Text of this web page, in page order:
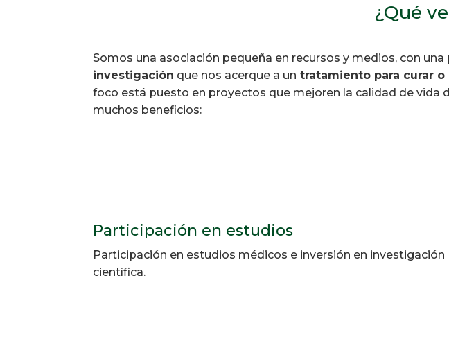
¿Qué
Somos una asociación pequeña en recursos y medios, con
investigación que nos acerque a un tratamiento para curar
foco está puesto en proyectos que mejoren la calidad de vida
muchos beneficios:
Participación en estudios
Participación en estudios médicos e inversión en investigación
científica.